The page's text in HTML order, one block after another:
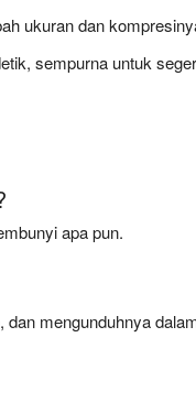
ukuran dan
sempurna untuk
apa pun.
dan mengunduhnya